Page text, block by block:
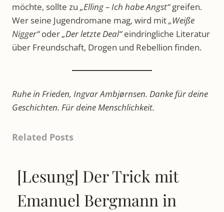
möchte, sollte zu „Elling – Ich habe Angst“greifen.
Wer seine Jugendromane mag, wird mit„Weiße
Nigger“oder„Der letzte Deal“eindringliche Literatur
über Freundschaft, Drogen und Rebellion finden.
Ruhe in Frieden, Ingvar Ambjørnsen. Danke für deine
Geschichten. Für deine Menschlichkeit.
Related Posts
[Lesung] Der Trick mit
Emanuel Bergmann in